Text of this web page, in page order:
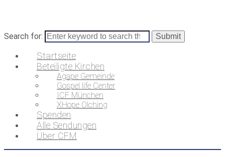
Search for:
Startseite
Beteiligte Kirchen
Agape Gemeinde
Gospel life Center
ICF München
XHope Olching
Spenden
Alle Sendungen
Über CFM